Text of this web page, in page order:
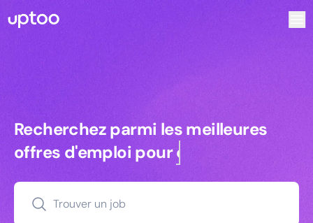
Recherchez parmi les meilleures
Recherchez parmi les meilleures
offres d'emploi pourcommerciaux
Trouver un job